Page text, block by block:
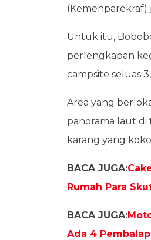
Untuk itu,
perlengkapan
campsite seluas
Area yang
panorama laut di
karang yang
BACA JUGA:
Rumah Para
BACA JUGA:
Ada 4